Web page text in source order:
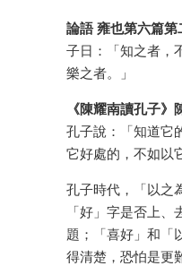
論語 雍也第六篇第
子日：「知之者，
樂之者。」
《陳耀南讀孔子》
孔子說：「知道它
它好處的，不如以
孔子時代，「以之
「好」字是否上
題；「喜好」和「
得清楚，恐怕是更